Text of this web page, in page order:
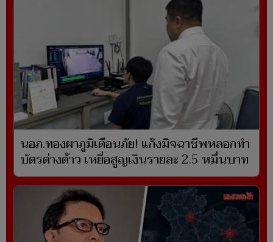
นอภ.ทองผาภูมิเตือนภัย! แก๊งมิจฉาชีพหลอกทำ
บัตรต่างด้าว เหยื่อสูญเงินรายละ 2.5 หมื่นบาท